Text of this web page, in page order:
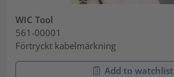
WIC Tool
561-00001
Förtryckt kabelmärkning
Add to watchlist